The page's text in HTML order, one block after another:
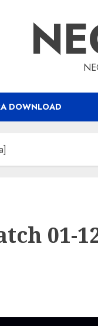
DOWNLOAD
01-